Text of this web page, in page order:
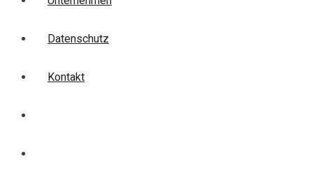
Datenschutz
Kontakt